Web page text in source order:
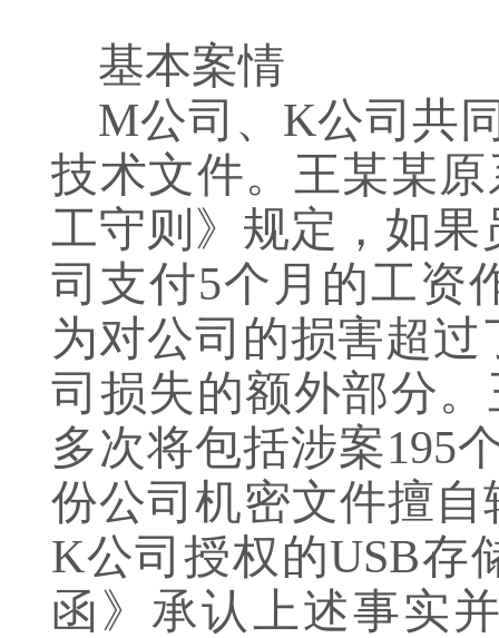
基本案情
M公司、K公司共
技术文件。王某某
工守则》规定，如
司支付5个月的工资
为对公司的损害超
司损失的额外部分
多次将包括涉案195
份公司机密文件擅
K公司授权的USB存
函》承认上述事实